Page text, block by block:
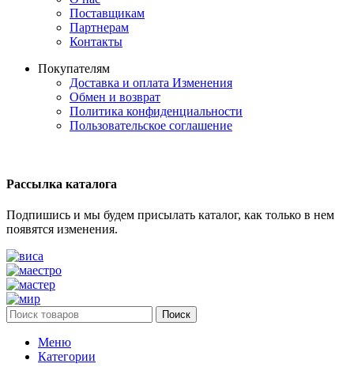
Поставщикам
Партнерам
Контакты
Покупателям
Доставка и оплата Изменения
Обмен и возврат
Политика конфиденциальности
Пользовательское соглашение
Рассылка каталога
Подпишись и мы будем присылать каталог, как только в нем
появятся изменения.
Поиск
Меню
Категории